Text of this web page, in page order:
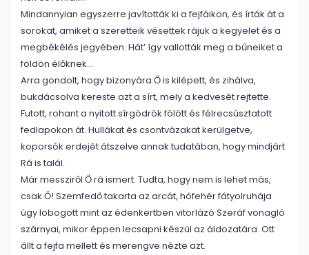
Mindannyian egyszerre javították ki a fejfáikon, és írták át a
sorokat, amiket a szeretteik vésettek rájuk a kegyelet és a
megbékélés jegyében. Hát’ így vallották meg a bűneiket a
földön élőknek…
Arra gondolt, hogy bizonyára Ő is kilépett, és zihálva,
bukdácsolva kereste azt a sírt, mely a kedvesét rejtette.
Futott, rohant a nyitott sírgödrök fölött és félrecsúsztatott
fedlapokon át. Hullákat és csontvázakat kerülgetve,
koporsók erdejét átszelve annak tudatában, hogy mindjárt
Rá is talál.
Már messziről Ő rá ismert. Tudta, hogy nem is lehet más,
csak Ő! Szemfedő takarta az arcát, hófehér fátyolruhája
úgy lobogott mint az édenkertben vitorlázó Szeráf vonagló
szárnyai, mikor éppen lecsapni készül az áldozatára. Ott
állt a fejfa mellett és merengve nézte azt.